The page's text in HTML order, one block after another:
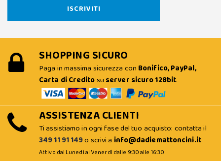
SHOPPING SICURO
Paga in massima sicurezza con Bonifico, PayPal,
Carta di Creditosu server sicuro 128bit.
ASSISTENZA CLIENTI
Ti assistiamo in ogni fase del tuo acquisto: contatta il
349 11 91 149o scrivi a info@dadiemattoncini.it
Attivo dal Lunedì al Venerdì dalle 9:30 alle 16:30